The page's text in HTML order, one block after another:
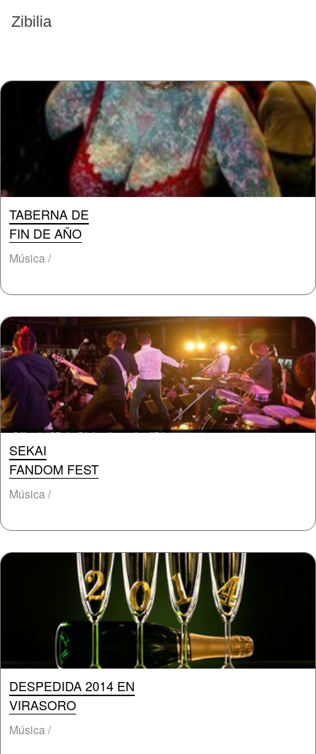
Zibilia
EVENTOS PASADOS
TABERNA DE
FIN DE AÑO
Música /
SEKAI
FANDOM FEST
Música /
DESPEDIDA 2014 EN
VIRASORO
Música /